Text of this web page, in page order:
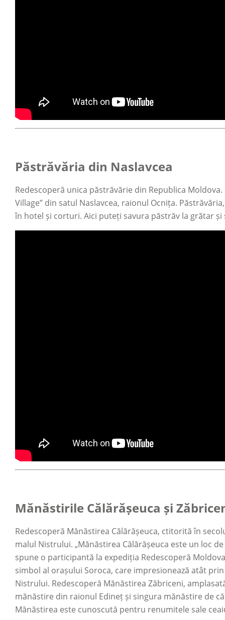
Păstrăvăria din Naslavcea
Redescoperă unica păstrăvărie din Republica
Village” din satul Naslavcea, raionul Ocnița.
în hotel și corturi. Aici puteți savura păstrăv la grătar
Mănăstirile Călărășeuca și
Redescoperă Mănăstirea Călărășeuca, ctitorită în
malul Nistrului. „Mănăstirea Călărășeuca este un loc
spune o participantă la expediția Redescoperă
simbol al orașului Soroca, care impresionează atât
Nistrului. Redescoperă Mănăstirea Zăbriceni,
mănăstire din raionul Edineț și singura mănăstire de
Mănăstirea este cunoscută pentru renumitele sale